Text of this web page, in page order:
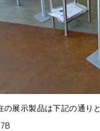
の展示製品は下記の通り